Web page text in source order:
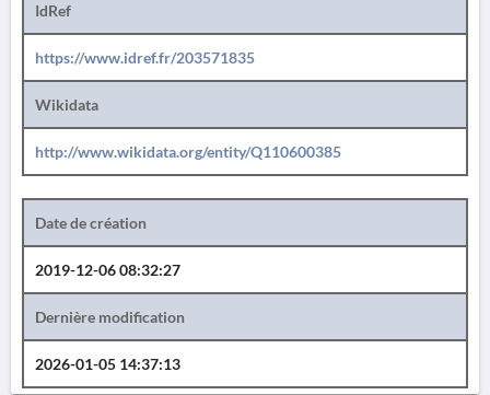
IdRef
https://www.idref.fr/203571835
Wikidata
http://www.wikidata.org/entity/Q110600385
Date de création
2019-12-06 08:32:27
Dernière modification
2026-01-05 14:37:13